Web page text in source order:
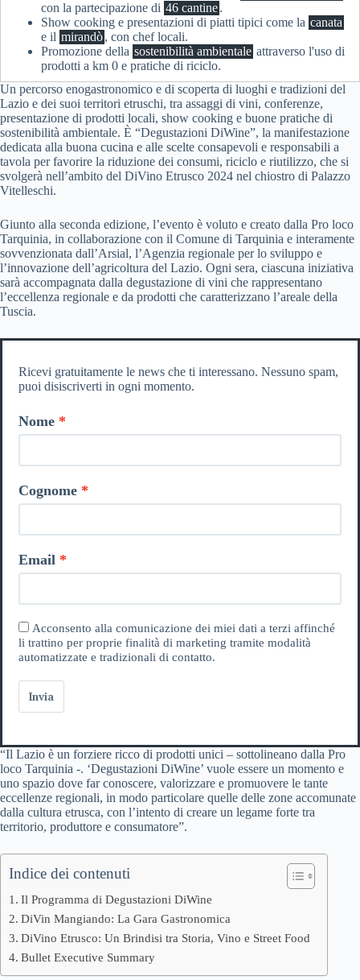
con la partecipazione di 46 cantine.
Show cooking e presentazioni di piatti tipici come la canata
e il mirandò, con chef locali.
Promozione della sostenibilità ambientale attraverso l'uso di
prodotti a km 0 e pratiche di riciclo.
Un percorso enogastronomico e di scoperta di luoghi e tradizioni del
Lazio e dei suoi territori etruschi, tra assaggi di vini, conferenze,
presentazione di prodotti locali, show cooking e buone pratiche di
sostenibilità ambientale. È “Degustazioni DiWine”, la manifestazione
dedicata alla buona cucina e alle scelte consapevoli e responsabili a
tavola per favorire la riduzione dei consumi, riciclo e riutilizzo, che si
svolgerà nell’ambito del DiVino Etrusco 2024 nel chiostro di Palazzo
Vitelleschi.
Giunto alla seconda edizione, l’evento è voluto e creato dalla Pro loco
Tarquinia, in collaborazione con il Comune di Tarquinia e interamente
sovvenzionata dall’Arsial, l’Agenzia regionale per lo sviluppo e
l’innovazione dell’agricoltura del Lazio. Ogni sera, ciascuna iniziativa
sarà accompagnata dalla degustazione di vini che rappresentano
l’eccellenza regionale e da prodotti che caratterizzano l’areale della
Tuscia.
Ricevi gratuitamente le news che ti interessano. Nessuno spam,
puoi disiscriverti in ogni momento.
Nome
Cognome
Email
Acconsento alla comunicazione dei miei dati a terzi affinché
li trattino per proprie finalità di marketing tramite modalità
automatizzate e tradizionali di contatto.
Invia
“Il Lazio è un forziere ricco di prodotti unici – sottolineano dalla Pro
loco Tarquinia -. ‘Degustazioni DiWine’ vuole essere un momento e
uno spazio dove far conoscere, valorizzare e promuovere le tante
eccellenze regionali, in modo particolare quelle delle zone accomunate
dalla cultura etrusca, con l’intento di creare un legame forte tra
territorio, produttore e consumatore”.
Indice dei contenuti
Il Programma di Degustazioni DiWine
DiVin Mangiando: La Gara Gastronomica
DiVino Etrusco: Un Brindisi tra Storia, Vino e Street Food
Bullet Executive Summary